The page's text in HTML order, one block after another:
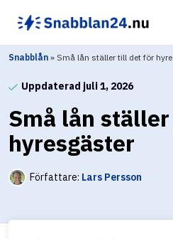
innehåll
Snabblån » Små lån ställer till det för hyre
Uppdaterad juli 1, 2026
Små lån
hyresgäster
Författare: Lars Persson